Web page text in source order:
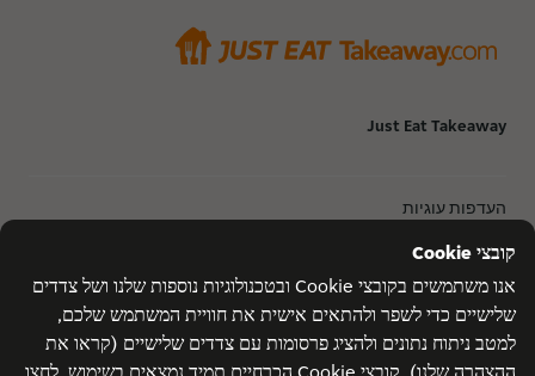
Just Eat Takeaway
העדפות עוגיות
מדיניות פרטיות